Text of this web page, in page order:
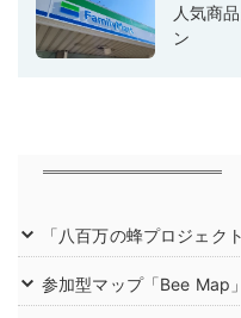
人気商
ン
「八百万の蜂プロジェク
参加型マップ「Bee Map